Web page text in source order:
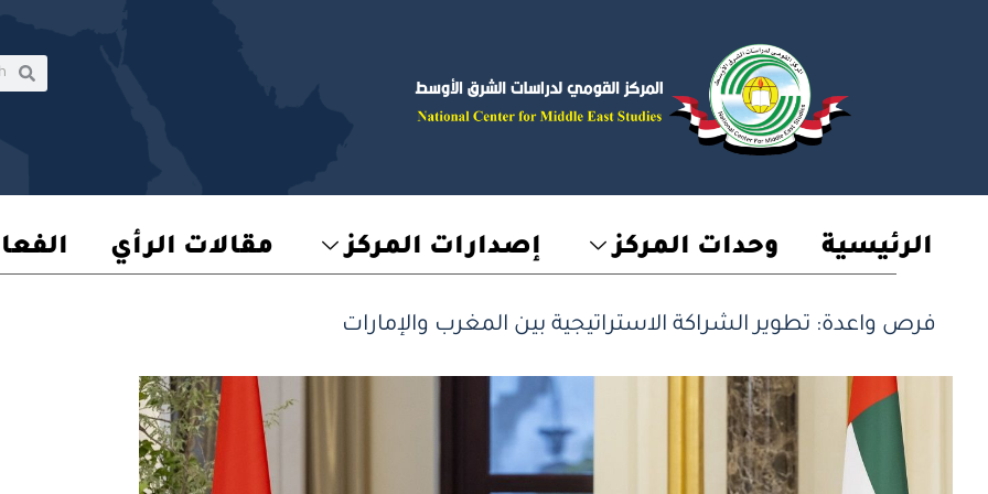
الرئيسية وحدات المركز إصدارات المركز مقالات الرأي
فرص واعدة: تطوير الشراكة الاستراتيجية بين المغرب والإمارات